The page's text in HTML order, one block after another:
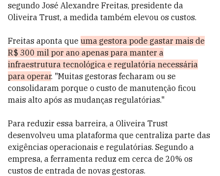
segundo José Alexandre Freitas, presidente da
Oliveira Trust, a medida também elevou os custos.
Freitas aponta que uma gestora pode gastar mais de
R$ 300 mil por ano apenas para manter a
infraestrutura tecnológica e regulatória necessária
para operar. "Muitas gestoras fecharam ou se
consolidaram porque o custo de manutenção ficou
mais alto após as mudanças regulatórias."
Para reduzir essa barreira, a Oliveira Trust
desenvolveu uma plataforma que centraliza parte das
exigências operacionais e regulatórias. Segundo a
empresa, a ferramenta reduz em cerca de 20% os
custos de entrada de novas gestoras.